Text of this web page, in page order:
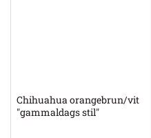
Chihuahua orangebrun/vit
"gammaldags stil"